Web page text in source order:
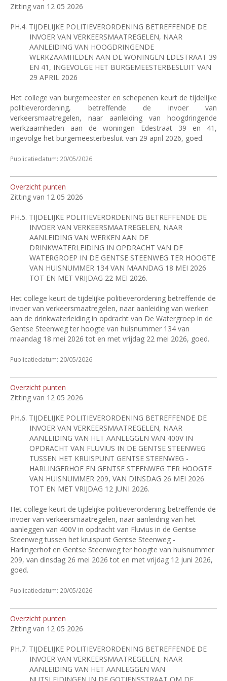
Zitting van 12 05 2026
PH.4. TIJDELIJKE POLITIEVERORDENING BETREFFENDE DE
INVOER VAN VERKEERSMAATREGELEN, NAAR
AANLEIDING VAN HOOGDRINGENDE
WERKZAAMHEDEN AAN DE WONINGEN EDESTRAAT 39
EN 41, INGEVOLGE HET BURGEMEESTERBESLUIT VAN
29 APRIL 2026
Het college van burgemeester en schepenen keurt de tijdelijke
politieverordening, betreffende de invoer van
verkeersmaatregelen, naar aanleiding van hoogdringende
werkzaamheden aan de woningen Edestraat 39 en 41,
ingevolge het burgemeesterbesluit van 29 april 2026, goed.
Publicatiedatum: 20/05/2026
Overzicht punten
Zitting van 12 05 2026
PH.5. TIJDELIJKE POLITIEVERORDENING BETREFFENDE DE
INVOER VAN VERKEERSMAATREGELEN, NAAR
AANLEIDING VAN WERKEN AAN DE
DRINKWATERLEIDING IN OPDRACHT VAN DE
WATERGROEP IN DE GENTSE STEENWEG TER HOOGTE
VAN HUISNUMMER 134 VAN MAANDAG 18 MEI 2026
TOT EN MET VRIJDAG 22 MEI 2026.
Het college keurt de tijdelijke politieverordening betreffende de
invoer van verkeersmaatregelen, naar aanleiding van werken
aan de drinkwaterleiding in opdracht van De Watergroep in de
Gentse Steenweg ter hoogte van huisnummer 134 van
maandag 18 mei 2026 tot en met vrijdag 22 mei 2026, goed.
Publicatiedatum: 20/05/2026
Overzicht punten
Zitting van 12 05 2026
PH.6. TIJDELIJKE POLITIEVERORDENING BETREFFENDE DE
INVOER VAN VERKEERSMAATREGELEN, NAAR
AANLEIDING VAN HET AANLEGGEN VAN 400V IN
OPDRACHT VAN FLUVIUS IN DE GENTSE STEENWEG
TUSSEN HET KRUISPUNT GENTSE STEENWEG -
HARLINGERHOF EN GENTSE STEENWEG TER HOOGTE
VAN HUISNUMMER 209, VAN DINSDAG 26 MEI 2026
TOT EN MET VRIJDAG 12 JUNI 2026.
Het college keurt de tijdelijke politieverordening betreffende de
invoer van verkeersmaatregelen, naar aanleiding van het
aanleggen van 400V in opdracht van Fluvius in de Gentse
Steenweg tussen het kruispunt Gentse Steenweg -
Harlingerhof en Gentse Steenweg ter hoogte van huisnummer
209, van dinsdag 26 mei 2026 tot en met vrijdag 12 juni 2026,
goed.
Publicatiedatum: 20/05/2026
Overzicht punten
Zitting van 12 05 2026
PH.7. TIJDELIJKE POLITIEVERORDENING BETREFFENDE DE
INVOER VAN VERKEERSMAATREGELEN, NAAR
AANLEIDING VAN HET AANLEGGEN VAN